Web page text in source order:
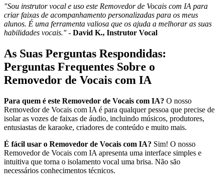
"Sou instrutor vocal e uso este Removedor de Vocais com IA para
criar faixas de acompanhamento personalizadas para os meus
alunos. É uma ferramenta valiosa que os ajuda a melhorar as suas
habilidades vocais." - David K., Instrutor Vocal
As Suas Perguntas Respondidas:
Perguntas Frequentes Sobre o
Removedor de Vocais com IA
Para quem é este Removedor de Vocais com IA? O nosso
Removedor de Vocais com IA é para qualquer pessoa que precise de
isolar as vozes de faixas de áudio, incluindo músicos, produtores,
entusiastas de karaoke, criadores de conteúdo e muito mais.
É fácil usar o Removedor de Vocais com IA? Sim! O nosso
Removedor de Vocais com IA apresenta uma interface simples e
intuitiva que torna o isolamento vocal uma brisa. Não são
necessários conhecimentos técnicos.